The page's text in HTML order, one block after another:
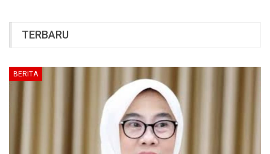
TERBARU
BERITA